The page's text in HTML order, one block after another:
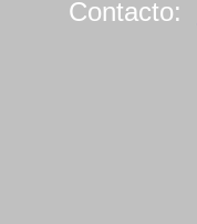
Contacto: